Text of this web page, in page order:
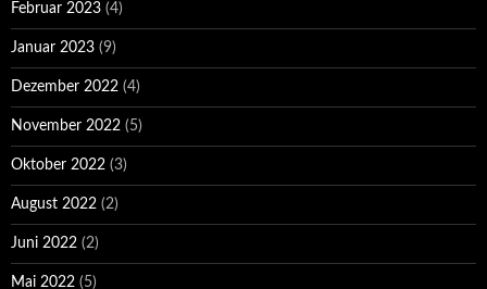
Februar 2023 (4)
Januar 2023 (9)
Dezember 2022 (4)
November 2022 (5)
Oktober 2022 (3)
August 2022 (2)
Juni 2022 (2)
Mai 2022 (5)